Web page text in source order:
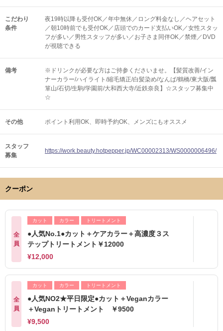
こだわり
条件
夜19時以降も受付OK／年中無休／ロング料金なし／ヘアセット
／朝10時前でも受付OK／店頭でのカード支払いOK／女性スタッ
フが多い／男性スタッフが多い／お子さま同伴OK／禁煙／DVD
が視聴できる
備考
※ドリンクが必要な方はご持参くださいませ。【髪質改善/イン
ナーカラー/ハイライト/縮毛矯正/白髪染め/なんば/鶴橋/東大阪/瓢
箪山/石切/生駒/学園前/大和西大寺/近鉄奈良】☆スタッフ募集中
☆
その他 ポイント利用OK 即時予約OK メンズにもオススメ
スタッフ
募集
https://work.beauty.hotpepper.jp/WC00002313/WS0000006496/
クーポン
全
員
カット カラー トリートメント
●人気No.1●カット＋ケアカラー＋高濃度３ス
テップトリートメント￥12000
¥12,000
全
員
カット カラー トリートメント
●人気NO2★平日限定●カット＋Veganカラー
＋Veganトリートメント ￥9500
¥9,500